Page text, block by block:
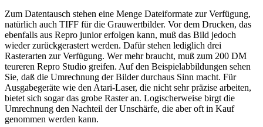
Zum Datentausch stehen eine Menge Dateiformate zur Verfügung,
natürlich auch TIFF für die Grauwertbilder. Vor dem Drucken, das
ebenfalls aus Repro junior erfolgen kann, muß das Bild jedoch
wieder zurückgerastert werden. Dafür stehen lediglich drei
Rasterarten zur Verfügung. Wer mehr braucht, muß zum 200 DM
teureren Repro Studio greifen. Auf den Beispielabbildungen sehen
Sie, daß die Umrechnung der Bilder durchaus Sinn macht. Für
Ausgabegeräte wie den Atari-Laser, die nicht sehr präzise arbeiten,
bietet sich sogar das grobe Raster an. Logischerweise birgt die
Umrechnung den Nachteil der Unschärfe, die aber oft in Kauf
genommen werden kann.